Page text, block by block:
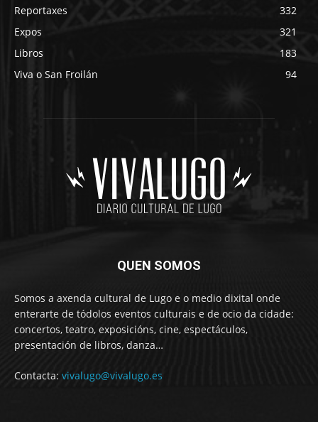
Reportaxes
332
Expos
321
Libros
183
Viva o San Froilán
94
QUEN SOMOS
Somos a axenda cultural de Lugo e o medio dixital onde
enterarte de tódolos eventos culturais e de ocio da cidade:
concertos, teatro, exposicións, cine, espectáculos,
presentación de libros, danza…
Contacta: vivalugo@vivalugo.es